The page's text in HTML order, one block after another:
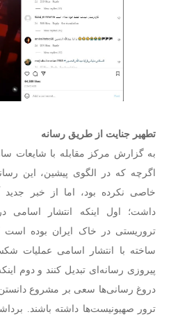
تطهیر جنایت از طریق رسانه
به گزارش مرکز مقابله با شایعات
اگرچه که در الگوی پیشین، این
خاصی نکرده بود، اما از خبر
داشت؛ اول اینکه انتشار
تروریستی در خاک ایران بوده است
ساخته با انتشار اسامی عملیات
پیروزی رسانه‌ای تبدیل کنند و دوم
دروغ رسانی‌ها سعی بر مشروع دانستن
ترور صهیونیست‌ها داشته باشند.